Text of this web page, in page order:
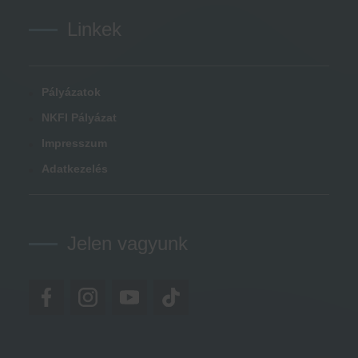
Linkek
Pályázatok
NKFI Pályázat
Impresszum
Adatkezelés
Jelen vagyunk